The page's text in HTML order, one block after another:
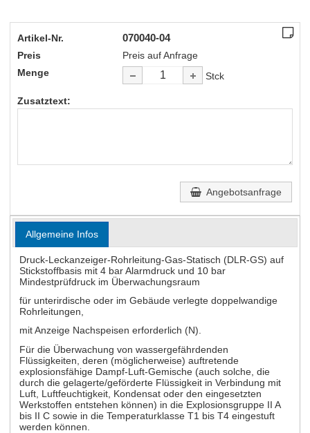
Artikel-Nr. 070040-04
Preis
Preis auf Anfrage
Menge
Stck
Zusatztext:
Angebotsanfrage
Allgemeine Infos
Druck-Leckanzeiger-Rohrleitung-Gas-Statisch (DLR-GS) auf
Stickstoffbasis mit 4 bar Alarmdruck und 10 bar
Mindestprüfdruck im Überwachungsraum
für unterirdische oder im Gebäude verlegte doppelwandige
Rohrleitungen,
mit Anzeige Nachspeisen erforderlich (N).
Für die Überwachung von wassergefährdenden
Flüssigkeiten, deren (möglicherweise) auftretende
explosionsfähige Dampf-Luft-Gemische (auch solche, die
durch die gelagerte/geförderte Flüssigkeit in Verbindung mit
Luft, Luftfeuchtigkeit, Kondensat oder den eingesetzten
Werkstoffen entstehen können) in die Explosionsgruppe II A
bis II C sowie in die Temperaturklasse T1 bis T4 eingestuft
werden können.